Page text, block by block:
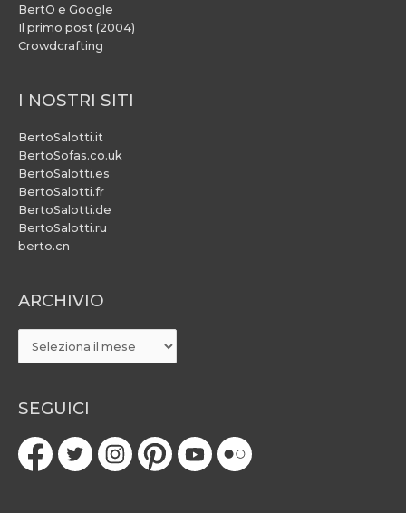
BertO e Google
Il primo post (2004)
Crowdcrafting
I NOSTRI SITI
BertoSalotti.it
BertoSofas.co.uk
BertoSalotti.es
BertoSalotti.fr
BertoSalotti.de
BertoSalotti.ru
berto.cn
ARCHIVIO
ARCHIVIO
SEGUICI